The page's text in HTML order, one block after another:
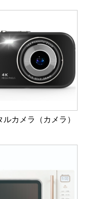
ルカメラ（カメラ）